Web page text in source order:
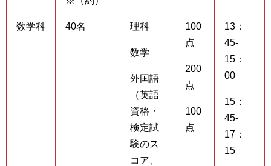
数学科 40名 理科
数学
外国語
（英語
資格・
検定試
験のス
コア、
100
点
200
点
100
点
13：
45-
15：
00
15：
45-
17：
15